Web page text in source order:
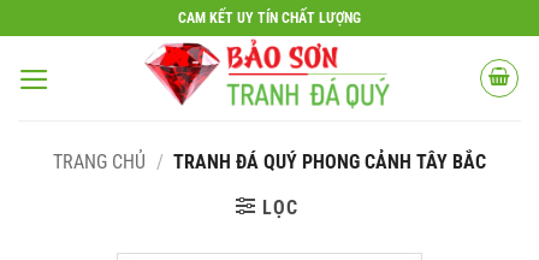
qua
nội
CAM KẾT UY TÍN CHẤT LƯỢNG
TRANG CHỦ / TRANH ĐÁ QUÝ PHONG CẢNH TÂY BẮC
LỌC